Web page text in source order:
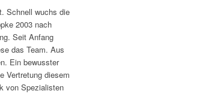
Schnell wuchs die
2003 nach
Seit Anfang
das Team. Aus
Ein bewusster
Vertretung diesem
von Spezialisten